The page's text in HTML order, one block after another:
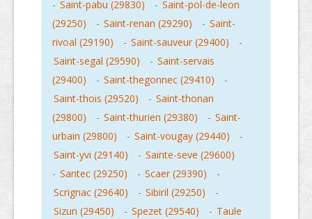
- Saint-pabu (29830) - Saint-pol-de-leon
(29250)
- Saint-renan (29290) - Saint-
rivoal (29190)
- Saint-sauveur (29400)
-
Saint-segal (29590)
- Saint-servais
(29400)
- Saint-thegonnec (29410)
-
Saint-thois (29520)
- Saint-thonan
(29800)
- Saint-thurien (29380) - Saint-
urbain (29800)
- Saint-vougay (29440)
-
Saint-yvi (29140)
- Sainte-seve (29600)
- Santec (29250) - Scaer (29390)
-
Scrignac (29640)
- Sibiril (29250)
-
Sizun (29450)
- Spezet (29540) - Taule